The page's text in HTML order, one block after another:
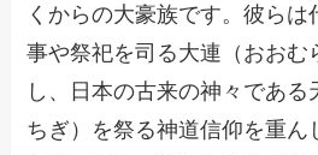
くからの大豪族です。彼ら
事や祭祀を司る大連（おおむ
し、日本の古来の神々であ
ちぎ）を祭る神道信仰を重ん